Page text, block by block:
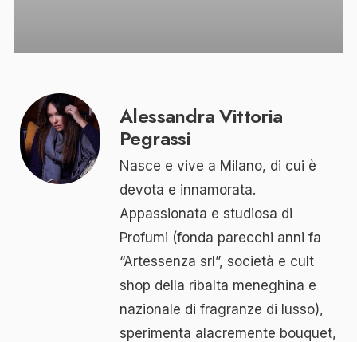
Alessandra Vittoria
Pegrassi
Nasce e vive a Milano, di cui è
devota e innamorata.
Appassionata e studiosa di
Profumi (fonda parecchi anni fa
“Artessenza srl”, società e cult
shop della ribalta meneghina e
nazionale di fragranze di lusso),
sperimenta alacremente bouquet,